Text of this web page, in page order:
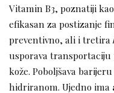
Vitamin B3, poznatiji kao
efikasan za postizanje
preventivno, ali i tretira
usporava
kože. Poboljšava
hidriranom. Ujedno ima